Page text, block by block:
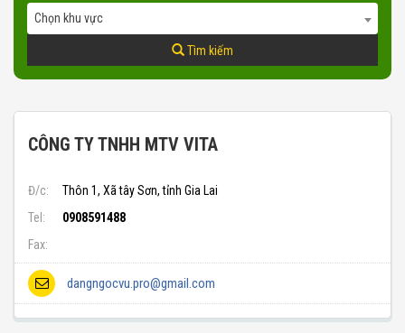
Chọn khu vực
Tìm kiếm
CÔNG TY TNHH MTV VITA
Đ/c:
Thôn 1, Xã tây Sơn, tỉnh Gia Lai
Tel:
0908591488
Fax:
dangngocvu.pro@gmail.com